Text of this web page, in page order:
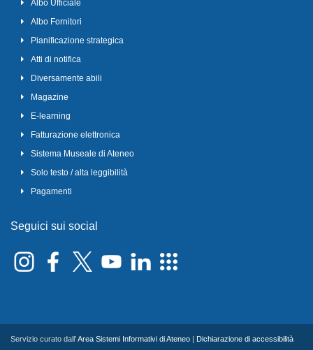
Albo Ufficiale
Albo Fornitori
Pianificazione strategica
Atti di notifica
Diversamente abili
Magazine
E-learning
Fatturazione elettronica
Sistema Museale di Ateneo
Solo testo / alta leggibilità
Pagamenti
Seguici sui social
Servizio curato dall'Area Sistemi Informativi di Ateneo Dichiarazione di accessibilità